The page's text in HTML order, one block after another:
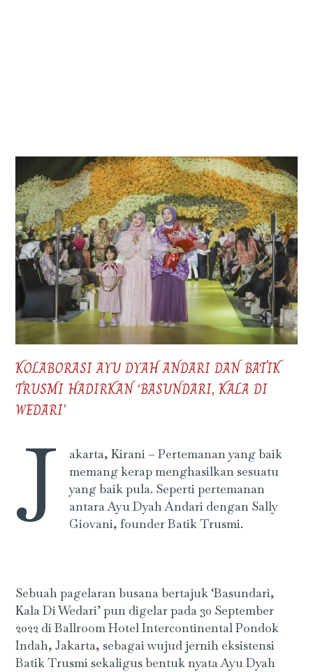
KOLABORASI AYU DYAH ANDARI DAN BATIK
TRUSMI HADIRKAN ‘BASUNDARI, KALA DI
WEDARI’
J
akarta, Kirani – Pertemanan yang baik
memang kerap menghasilkan sesuatu
yang baik pula. Seperti pertemanan
antara Ayu Dyah Andari dengan Sally
Giovani, founder Batik Trusmi.
Sebuah pagelaran busana bertajuk ‘Basundari,
Kala Di Wedari’ pun digelar pada 30 September
2022 di Ballroom Hotel Intercontinental Pondok
Indah, Jakarta, sebagai wujud jernih eksistensi
Batik Trusmi sekaligus bentuk nyata Ayu Dyah